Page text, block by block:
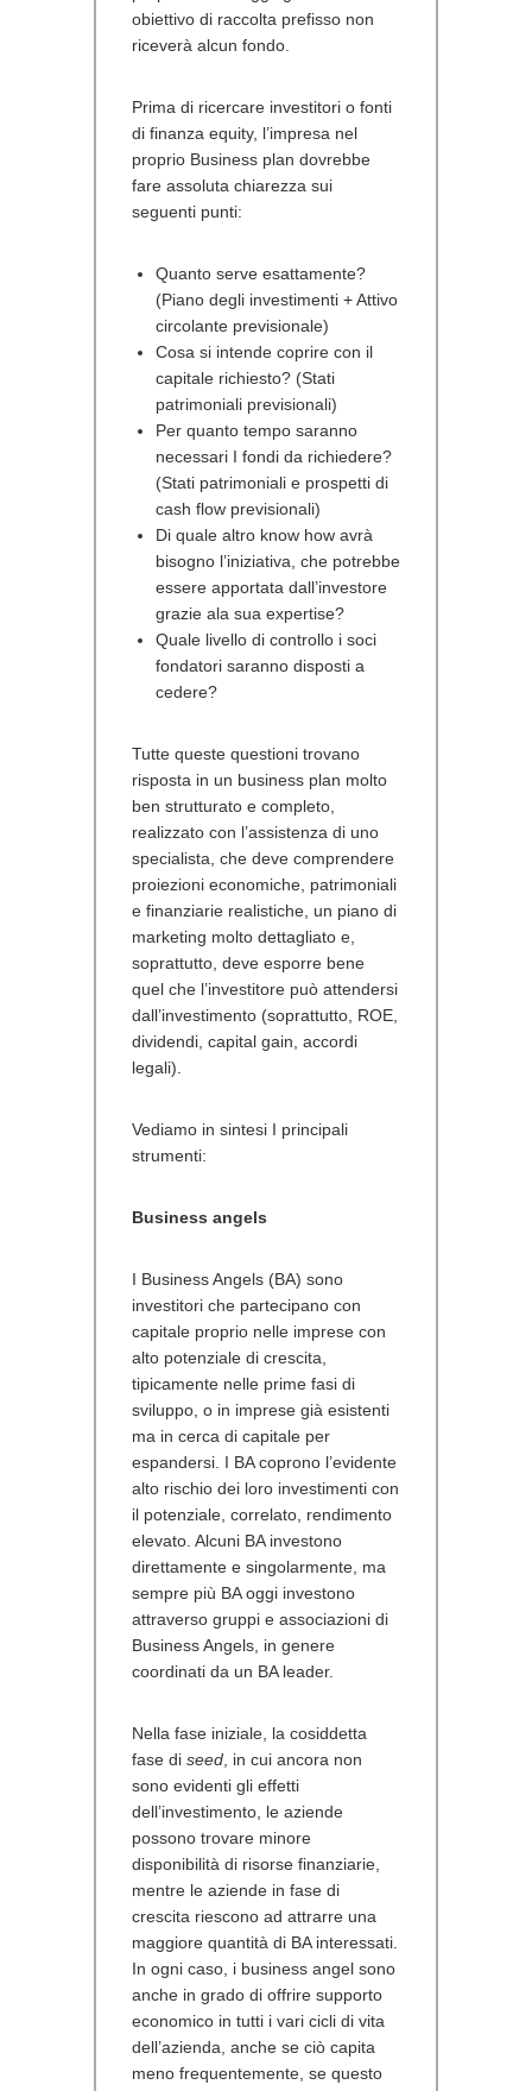
obiettivo di raccolta prefisso non
riceverà alcun fondo.
Prima di ricercare investitori o fonti
di finanza equity, l’impresa nel
proprio Business plan dovrebbe
fare assoluta chiarezza sui
seguenti punti:
Quanto serve esattamente?
(Piano degli investimenti + Attivo
circolante previsionale)
Cosa si intende coprire con il
capitale richiesto? (Stati
patrimoniali previsionali)
Per quanto tempo saranno
necessari I fondi da richiedere?
(Stati patrimoniali e prospetti di
cash flow previsionali)
Di quale altro know how avrà
bisogno l’iniziativa, che potrebbe
essere apportata dall’investore
grazie ala sua expertise?
Quale livello di controllo i soci
fondatori saranno disposti a
cedere?
Tutte queste questioni trovano
risposta in un business plan molto
ben strutturato e completo,
realizzato con l’assistenza di uno
specialista, che deve comprendere
proiezioni economiche, patrimoniali
e finanziarie realistiche, un piano di
marketing molto dettagliato e,
soprattutto, deve esporre bene
quel che l’investitore può attendersi
dall’investimento (soprattutto, ROE,
dividendi, capital gain, accordi
legali).
Vediamo in sintesi I principali
strumenti:
Business angels
I Business Angels (BA) sono
investitori che partecipano con
capitale proprio nelle imprese con
alto potenziale di crescita,
tipicamente nelle prime fasi di
sviluppo, o in imprese già esistenti
ma in cerca di capitale per
espandersi. I BA coprono l’evidente
alto rischio dei loro investimenti con
il potenziale, correlato, rendimento
elevato. Alcuni BA investono
direttamente e singolarmente, ma
sempre più BA oggi investono
attraverso gruppi e associazioni di
Business Angels, in genere
coordinati da un BA leader.
Nella fase iniziale, la cosiddetta
fase di seed, in cui ancora non
sono evidenti gli effetti
dell’investimento, le aziende
possono trovare minore
disponibilità di risorse finanziarie,
mentre le aziende in fase di
crescita riescono ad attrarre una
maggiore quantità di BA interessati.
In ogni caso, i business angel sono
anche in grado di offrire supporto
economico in tutti i vari cicli di vita
dell’azienda, anche se ciò capita
meno frequentemente, se questo